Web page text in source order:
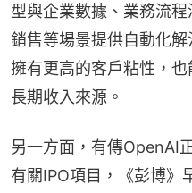
型與企業數據、業務流
銷售等場景提供自動化
擁有更高的客戶粘性，
長期收入來源。
另一方面，有傳OpenAI
有關IPO項目，《彭博》